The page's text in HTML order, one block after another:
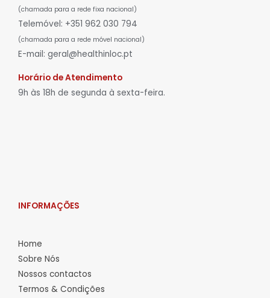
(chamada para a rede fixa nacional)
Telemóvel: +351 962 030 794
(chamada para a rede móvel nacional)
E-mail: geral@healthinloc.pt
Horário de Atendimento
9h às 18h de segunda à sexta-feira.
INFORMAÇÕES
Home
Sobre Nós
Nossos contactos
Termos & Condições